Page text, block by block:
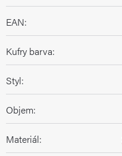
EAN:
Kufry barva:
Styl:
Objem:
Materiál: